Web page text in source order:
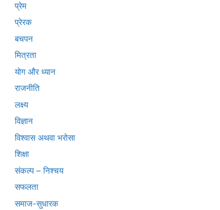
प्रेम
प्रेरक
बचपन
मित्रता
योग और ध्यान
राजनीति
लक्ष्य
विज्ञान
विश्वास अथवा भरोसा
शिक्षा
संकल्प – निश्चय
सफलता
समाज-सुधारक